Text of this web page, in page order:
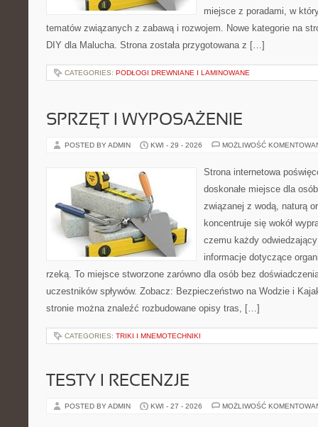
miejsce z poradami, w
tematów związanych z zabawą i rozwojem. Nowe kategorie na
DIY dla Malucha. Strona została przygotowana z […]
CATEGORIES: PODŁOGI DREWNIANE I LAMINOWANE
SPRZĘT I WYPOSAŻENIE
POSTED BY ADMIN KWI - 29 - 2026 MOŻLIWOŚĆ
Strona internetowa
doskonałe miejsce dla
związanej z wodą, naturą
koncentruje się wokół
czemu każdy
informacje dotyczące
rzeką. To miejsce stworzone zarówno dla osób bez
uczestników spływów. Zobacz: Bezpieczeństwo na Wodzie i
stronie można znaleźć rozbudowane opisy tras, […]
CATEGORIES: TRIKI I MNEMOTECHNIKI
TESTY I RECENZJE
POSTED BY ADMIN KWI - 27 - 2026 MOŻLIWOŚĆ